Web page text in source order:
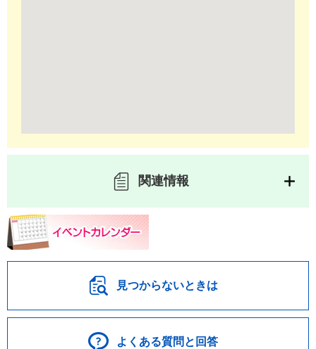
関連情報
見つからないときは
よくある質問と回答